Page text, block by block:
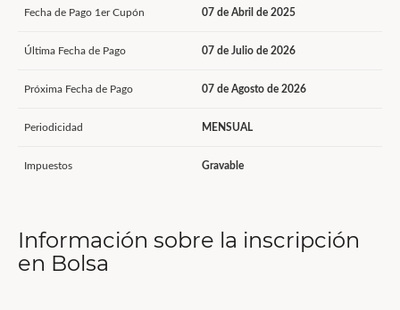
Fecha de Pago 1er Cupón 07 de Abril de 2025
Última Fecha de Pago 07 de Julio de 2026
Próxima Fecha de Pago 07 de Agosto de 2026
Periodicidad MENSUAL
Impuestos Gravable
Información sobre la inscripción
en Bolsa